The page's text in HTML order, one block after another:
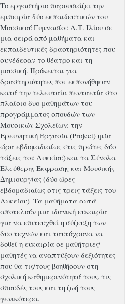
Το εργαστήριο παρουσιάζει την
εμπειρία δύο εκπαιδευτικών του
Μουσικού Γυμνασίου Λ.Τ. Ιλίου σε
μια σειρά από μαθήματα και
εκπαιδευτικές δραστηριότητες που
συνέδεσαν το θέατρο και τη
μουσική. Πρόκειται για
δραστηριότητες που εκπονήθηκαν
κατά την τελευταία πενταετία στο
πλαίσιο δυο μαθημάτων του
προγράμματος σπουδών των
Μουσικών Σχολείων: την
Ερευνητική Εργασία (Project) (μία
ώρα εβδομαδιαίως στις πρώτες δύο
τάξεις του Λυκείου) και τα Σύνολα
Ελεύθερης Έκφρασης και Μουσικής
Δημιουργίας (δύο ώρες
εβδομαδιαίως στις τρεις τάξεις του
Λυκείου). Τα μαθήματα αυτά
αποτελούν μια ιδανική ευκαιρία
για να επιτευχθεί η σύζευξη των
δυο τεχνών και ταυτόχρονα να
δοθεί η ευκαιρία σε μαθήτριες/
μαθητές να αναπτύξουν δεξιότητες
που θα τις/τους βοηθήσουν στη
σχολική καθημερινότητά τους, τις
σπουδές τους και τη ζωή τους
γενικότερα.